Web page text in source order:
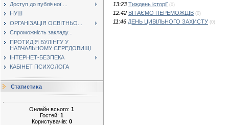
Доступ до публічної ...
НУШ
ОРГАНІЗАЦІЯ ОСВІТНЬО...
Спроможність закладу...
ПРОТИДІЯ БУЛІНГУ У
НАВЧАЛЬНОМУ СЕРЕДОВИЩІ
ІНТЕРНЕТ-БЕЗПЕКА
КАБІНЕТ ПСИХОЛОГА
Статистика
Онлайн всього: 1
Гостей: 1
Користувачів: 0
13:23 Тиждень історії (0)
12:42 ВІТАЄМО ПЕРЕМОЖЦІВ (0)
11:46 ДЕНЬ ЦИВІЛЬНОГО ЗАХИСТУ (0)